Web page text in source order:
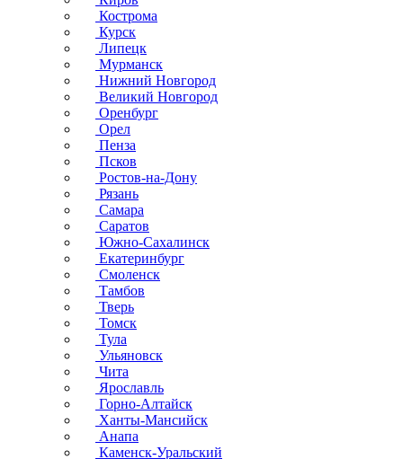
Кострома
Курск
Липецк
Мурманск
Нижний Новгород
Великий Новгород
Оренбург
Орел
Пенза
Псков
Ростов-на-Дону
Рязань
Самара
Саратов
Южно-Сахалинск
Екатеринбург
Смоленск
Тамбов
Тверь
Томск
Тула
Ульяновск
Чита
Ярославль
Горно-Алтайск
Ханты-Мансийск
Анапа
Каменск-Уральский